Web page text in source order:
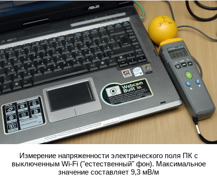
Измерение напряженности электрического поля ПК с
выключенным Wi-Fi ("естественный" фон). Максимальное
значение составляет 9,3 мВ/м